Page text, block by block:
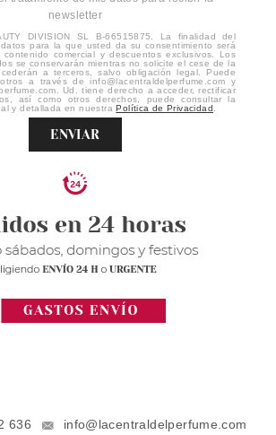
newsletter
DIVISION SL B-66515875. La finalidad del
para la que usted da su consentimiento será
comercial y descuentos exclusivos. Los
se conservarán mientras no solicite el cese de la
a terceros, salvo obligación legal. Puede
a través de info@lacentraldelperfume.com y
Ud. tiene derecho a acceder, rectificar
así como otros derechos, puede consultar la
y detallada en nuestraPolítica de Privacidad
ENVIAR
636
info@lacentraldelperfume.com